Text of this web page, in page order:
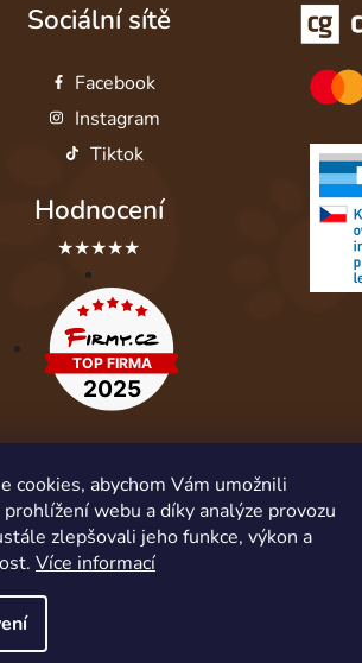
cookies, abychom Vám umožnili
webu a díky analýze provozu
zlepšovali jeho funkce, výkon a
Více informací
Sociální sítě
Facebook
Instagram
Tiktok
Hodnocení
★★★★★